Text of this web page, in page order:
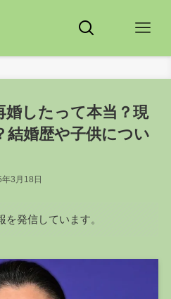
婚したって本当？現
結婚歴や子供につい
3月18日
発信しています。